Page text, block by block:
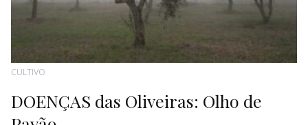
CULTIVO
DOENÇAS das Oliveiras: Olho de